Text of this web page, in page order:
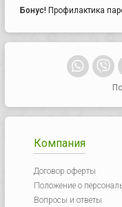
Бонус! Профилактика
Компания
Договор оферты
Положение о
Вопросы и ответы